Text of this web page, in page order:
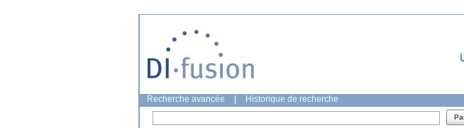
Recherche avancée Historique de recherche